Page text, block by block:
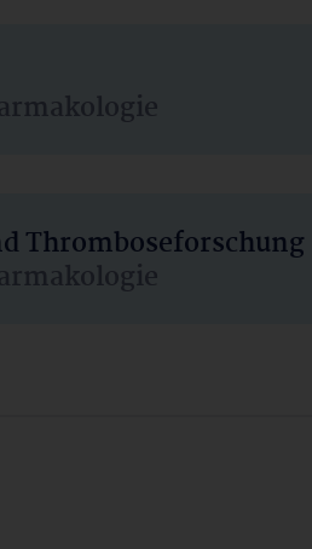
Thromboseforschung